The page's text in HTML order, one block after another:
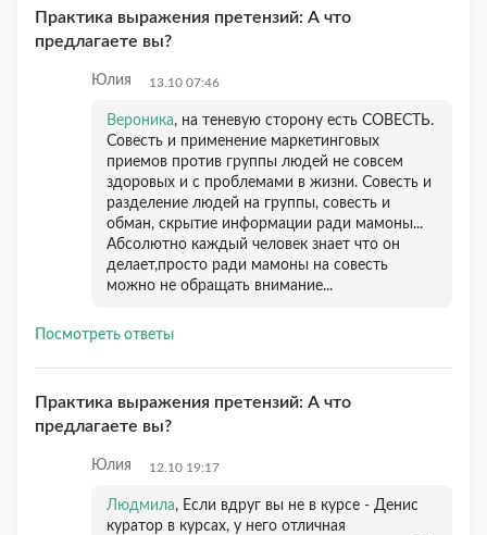
Практика выражения претензий: А что
предлагаете вы?
Юлия 13.10 07:46
Вероника, на теневую сторону есть СОВЕСТЬ.
Совесть и применение маркетинговых
приемов против группы людей не совсем
здоровых и с проблемами в жизни. Совесть и
разделение людей на группы, совесть и
обман, скрытие информации ради мамоны...
Абсолютно каждый человек знает что он
делает,просто ради мамоны на совесть
можно не обращать внимание...
Посмотреть ответы
Практика выражения претензий: А что
предлагаете вы?
Юлия 12.10 19:17
Людмила, Если вдруг вы не в курсе - Денис
куратор в курсах, у него отличная